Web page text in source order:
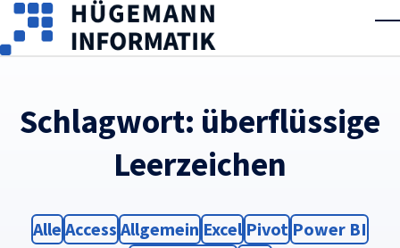
Skip to main content
Schlagwort: überflüssige
Leerzeichen
Filter
Alle Filter
Access Filter
Allgemein Filter
Excel Filter
Pivot Filter
Power BI